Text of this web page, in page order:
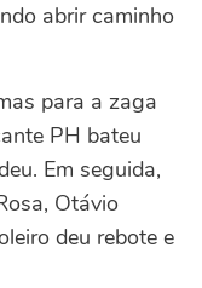
abrir caminho
para a zaga
PH bateu
Em seguida,
Otávio
deu rebote e